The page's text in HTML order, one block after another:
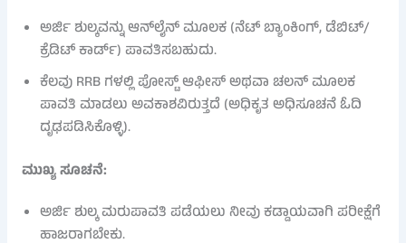
ಅರ್ಜಿ ಶುಲ್ಕವನ್ನು ಆನ್‌ಲೈನ್ ಮೂಲಕ (ನೆಟ್ ಬ್ಯಾಂಕಿಂಗ್, ಡೆಬಿಟ್/
ಕ್ರೆಡಿಟ್ ಕಾರ್ಡ್) ಪಾವತಿಸಬಹುದು.
ಕೆಲವು RRB ಗಳಲ್ಲಿ ಪೋಸ್ಟ್ ಆಫೀಸ್ ಅಥವಾ ಚಲನ್ ಮೂಲಕ
ಪಾವತಿ ಮಾಡಲು ಅವಕಾಶವಿರುತ್ತದೆ (ಅಧಿಕೃತ ಅಧಿಸೂಚನೆ ಓದಿ
ದೃಢಪಡಿಸಿಕೊಳ್ಳಿ).
ಮುಖ್ಯ ಸೂಚನೆ:
ಅರ್ಜಿ ಶುಲ್ಕ ಮರುಪಾವತಿ ಪಡೆಯಲು ನೀವು ಕಡ್ಡಾಯವಾಗಿ ಪರೀಕ್ಷೆಗೆ
ಹಾಜರಾಗಬೇಕು.